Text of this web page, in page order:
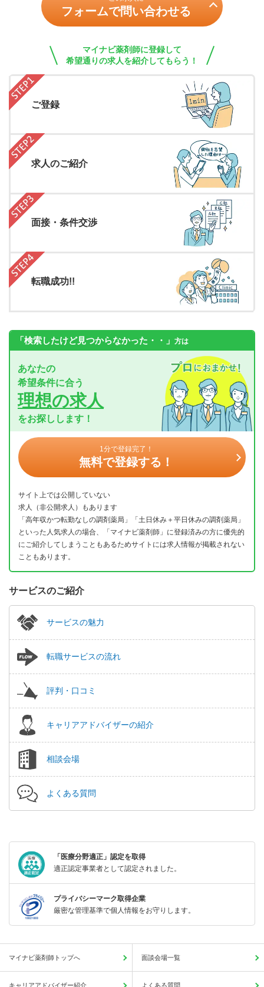
フォームで問い合わせる
マイナビ薬剤師に登録して
希望通りの求人を紹介してもらう！
ご登録
求人のご紹介
面接・条件交渉
転職成功!!
「検索したけど見つからなかった・・」 方は
あなたの
希望条件に合う
理想の求人
をお探しします！
1分で登録完了！
無料で登録する！
サイト上では公開していない
求人（非公開求人）もあります
「高年収かつ転勤なしの調剤薬局」「土日休み＋平日休みの調剤薬局」
といった人気求人の場合、「マイナビ薬剤師」に登録済みの方に優先的
にご紹介してしまうこともあるためサイトには求人情報が掲載されない
こともあります。
サービスのご紹介
サービスの魅力
転職サービスの流れ
評判・口コミ
キャリアアドバイザーの紹介
相談会場
よくある質問
「医療分野適正」認定を取得
適正認定事業者として認定されました。
プライバシーマーク取得企業
厳密な管理基準で個人情報をお守りします。
マイナビ薬剤師トップへ 面談会場一覧
キャリアアドバイザー紹介 よくある質問